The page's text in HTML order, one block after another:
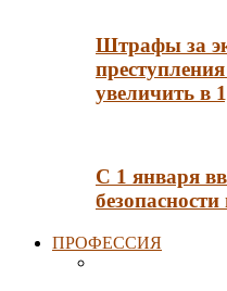
Штрафы за
увеличить в
С 1 января
ПРОФЕССИЯ